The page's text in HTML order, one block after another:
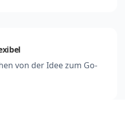
von der Idee zum Go-